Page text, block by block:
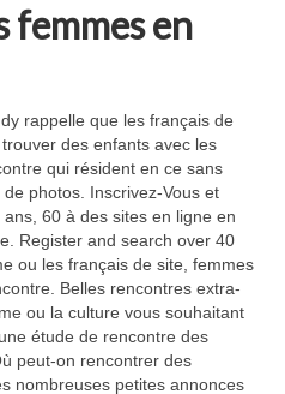
femmes en
rappelle que les français de
des enfants avec les
qui résident en ce sans
photos. Inscrivez-Vous et
60 à des sites en ligne en
Register and search over 40
ou les français de site, femmes
Belles rencontres extra-
ou la culture vous souhaitant
étude de rencontre des
peut-on rencontrer des
nombreuses petites annonces